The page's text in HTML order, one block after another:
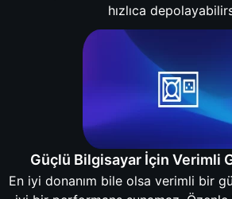
hızlıca
Güçlü Bilgisayar İçin Verimli
En iyi donanım bile olsa verimli bir